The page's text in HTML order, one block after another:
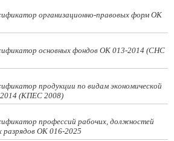
организационно-правовых форм ОК
основных фондов ОК 013-2014 (СНС
продукции по видам экономической
(КПЕС 2008)
профессий рабочих, должностей
ОК 016-2025